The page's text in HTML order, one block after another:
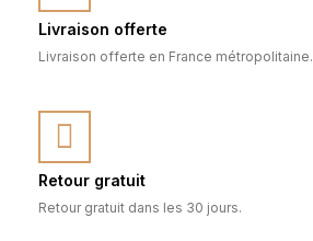
Livraison offerte
Livraison offerte en France métropolitaine.
Retour gratuit
Retour gratuit dans les 30 jours.